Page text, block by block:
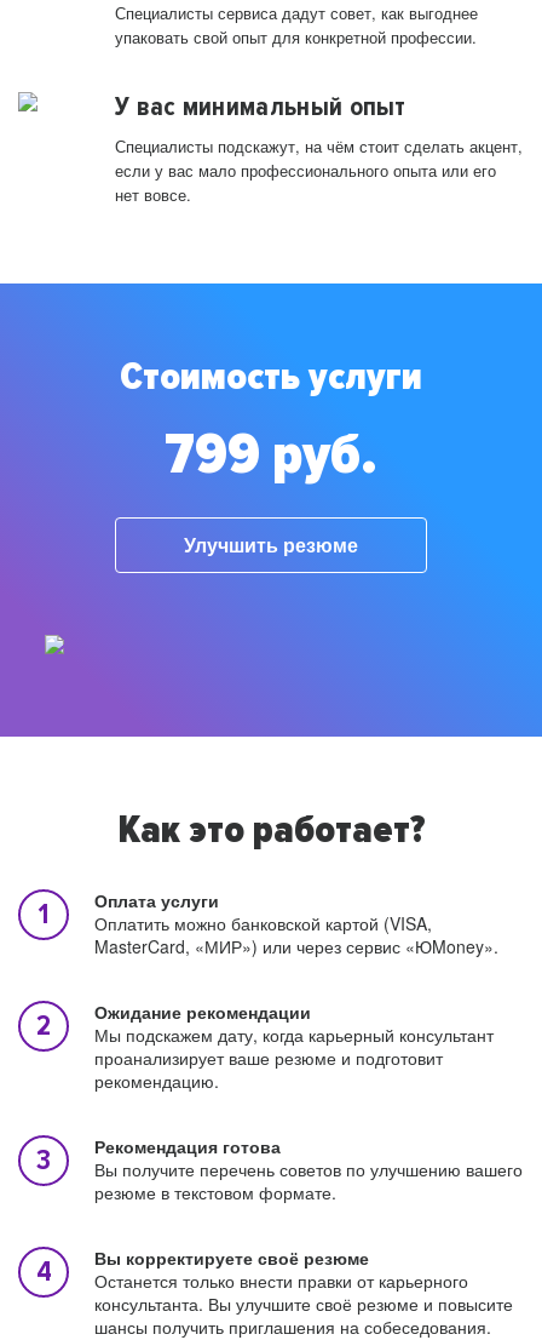
Специалисты сервиса дадут совет, как выгоднее
упаковать свой опыт для конкретной профессии.
У вас минимальный опыт
Специалисты подскажут, на чём стоит сделать акцент,
если у вас мало профессионального опыта или его
нет вовсе.
Стоимость услуги
799 руб.
Улучшить резюме
Как это работает?
Оплата услуги
Оплатить можно банковской картой (VISA,
MasterCard, «МИР») или через сервис «ЮMoney».
Ожидание рекомендации
Мы подскажем дату, когда карьерный консультант
проанализирует ваше резюме и подготовит
рекомендацию.
Рекомендация готова
Вы получите перечень советов по улучшению вашего
резюме в текстовом формате.
Вы корректируете своё резюме
Останется только внести правки от карьерного
консультанта. Вы улучшите своё резюме и повысите
шансы получить приглашения на собеседования.